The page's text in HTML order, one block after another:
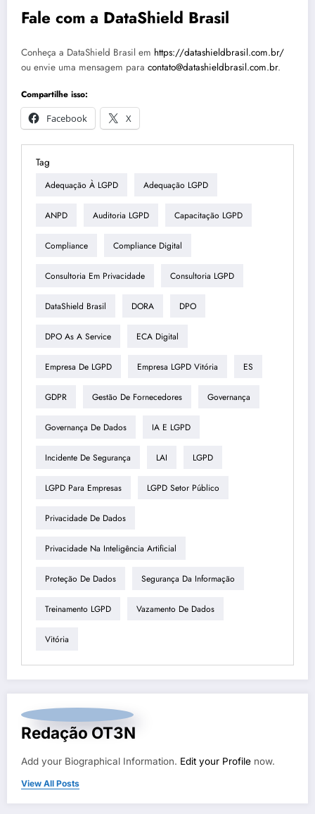
Fale com a DataShield Brasil
Conheça a DataShield Brasil em https://datashieldbrasil.com.br/
ou envie uma mensagem para contato@datashieldbrasil.com.br.
Compartilhe isso:
Facebook
X
Tag
Adequação À LGPD Adequação LGPD
ANPD Auditoria LGPD Capacitação LGPD
Compliance Compliance Digital
Consultoria Em Privacidade Consultoria LGPD
DataShield Brasil DORA DPO
DPO As A Service ECA Digital
Empresa De LGPD Empresa LGPD Vitória ES
GDPR Gestão De Fornecedores Governança
Governança De Dados IA E LGPD
Incidente De Segurança LAI LGPD
LGPD Para Empresas LGPD Setor Público
Privacidade De Dados
Privacidade Na Inteligência Artificial
Proteção De Dados Segurança Da Informação
Treinamento LGPD Vazamento De Dados
Vitória
Redação OT3N
Add your Biographical Information. Edit your Profile now.
View All Posts